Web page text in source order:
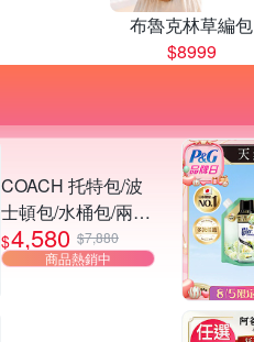
布魯克林草編包
$8999
COACH 托特包/波
士頓包/水桶包/兩用
包 均一價
$4,580 $7,880
商品熱銷中